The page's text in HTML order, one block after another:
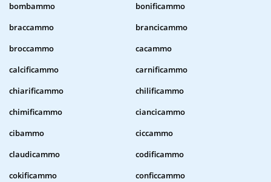
bombammo
bonificammo
braccammo
brancicammo
broccammo
cacammo
calcificammo
carnificammo
chiarificammo
chilificammo
chimificammo
ciancicammo
cibammo
ciccammo
claudicammo
codificammo
cokificammo
conficcammo